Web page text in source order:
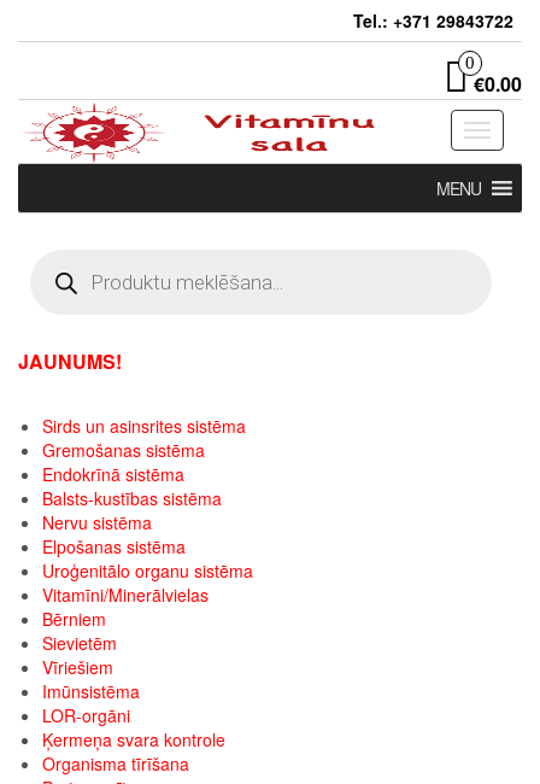
Tel.: +371 29843722
0
€0.00
Toggle
MENU
search
JAUNUMS!
Sirds un asinsrites sistēma
Gremošanas sistēma
Endokrīnā sistēma
Balsts-kustības sistēma
Nervu sistēma
Elpošanas sistēma
Uroģenitālo organu sistēma
Vitamīni/Minerālvielas
Bērniem
Sievietēm
Vīriešiem
Imūnsistēma
LOR-orgāni
Ķermeņa svara kontrole
Organisma tīrīšana